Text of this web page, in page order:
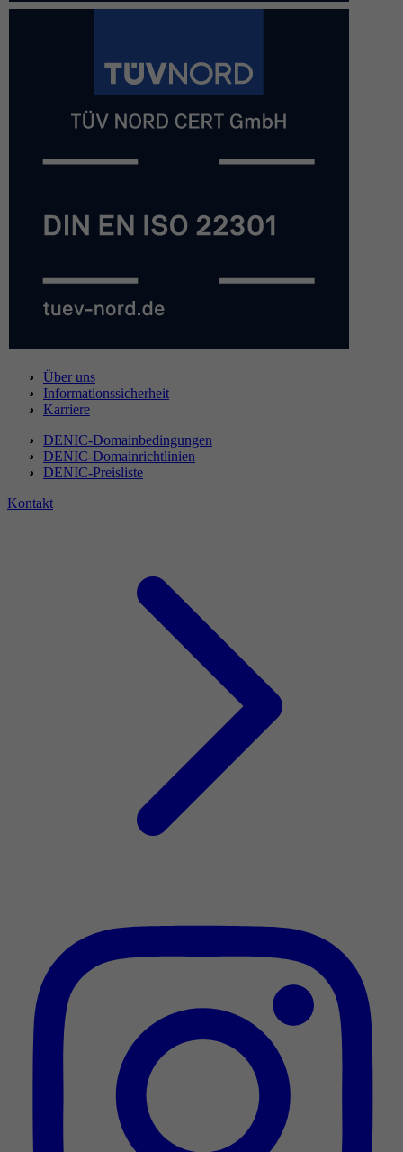
Über uns
Informationssicherheit
Karriere
DENIC-Domainbedingungen
DENIC-Domainrichtlinien
DENIC-Preisliste
Kontakt